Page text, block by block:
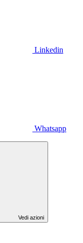
Linkedin
Whatsapp
Vedi azioni